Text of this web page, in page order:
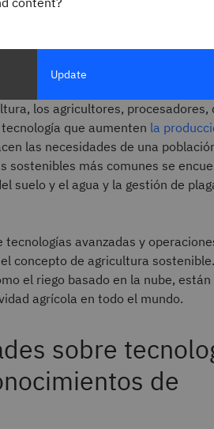
los recursos y ecosistemas
en la salud ambiental, la
social.
los agricultores, procesadores,
que aumenten la
las necesidades de una
sostenibles más comunes se
suelo y el agua y la gestión de
tecnologías avanzadas y
concepto de agricultura
el riego basado en la nube, están
agrícola en todo el mundo.
sobre
de
Update